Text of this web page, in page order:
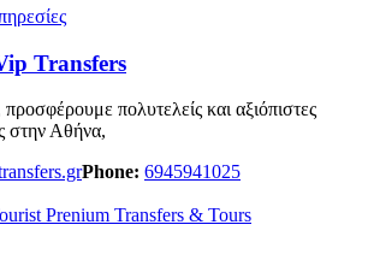
Transfers
πολυτελείς και αξιόπιστες
στην Αθήνα,
Phone: 6945941025